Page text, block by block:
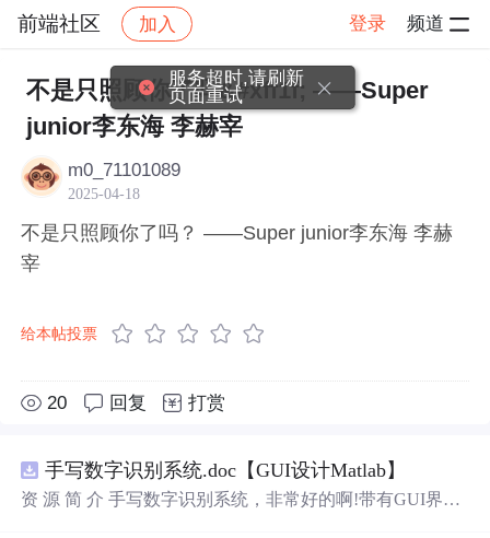
前端社区 加入 登录 频道
社区 前端社区 感慨 帖子详情
不是只照顾你了吗&#xff1f; ——Super
junior李东海 李赫宰
m0_71101089
2025-04-18
不是只照顾你了吗？ ——Super junior李东海 李赫
宰
给本帖投票
20 回复 打赏
手写数字识别系统.doc【GUI设计Matlab】
资 源 简 介 手写数字识别系统，非常好的啊!带有GUI界
服务超时,请刷新
页面重试